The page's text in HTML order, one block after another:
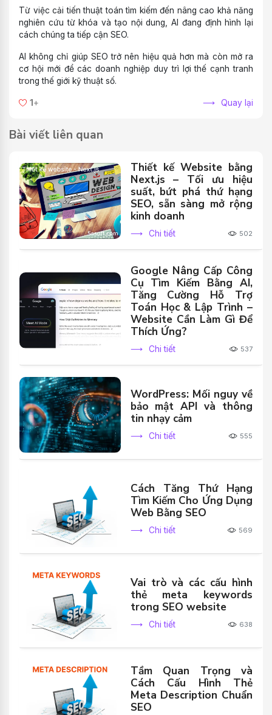
Từ việc cải tiến thuật toán tìm kiếm đến nâng cao khả năng
nghiên cứu từ khóa và tạo nội dung, AI đang định hình lại
cách chúng ta tiếp cận SEO.
AI không chỉ giúp SEO trở nên hiệu quả hơn mà còn mở ra
cơ hội mới để các doanh nghiệp duy trì lợi thế cạnh tranh
trong thế giới kỹ thuật số.
1 + Quay lại
Bài viết liên quan
Thiết kế Website bằng
Next.js – Tối ưu hiệu
suất, bứt phá thứ hạng
SEO, sẵn sàng mở rộng
kinh doanh
Chi tiết 502
Google Nâng Cấp Công
Cụ Tìm Kiếm Bằng AI,
Tăng Cường Hỗ Trợ
Toán Học & Lập Trình –
Website Cần Làm Gì Để
Thích Ứng?
Chi tiết 537
WordPress: Mối nguy về
bảo mật API và thông
tin nhạy cảm
Chi tiết 555
Cách Tăng Thứ Hạng
Tìm Kiếm Cho Ứng Dụng
Web Bằng SEO
Chi tiết 569
Vai trò và các cấu hình
thẻ meta keywords
trong SEO website
Chi tiết 638
Tầm Quan Trọng và
Cách Cấu Hình Thẻ
Meta Description Chuẩn
SEO